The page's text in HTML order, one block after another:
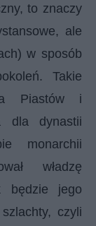
to znaczy
ale
w sposób
Takie
Piastów i
dla dynastii
monarchii
władzę
będzie jego
czyli